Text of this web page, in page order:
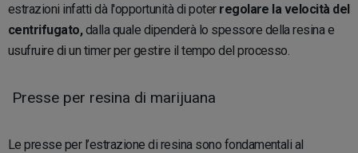
estrazioni infatti dà l'opportunità di poter regolare la velocità del
centrifugato,dalla quale dipenderà lo spessore della resina e
usufruire di un timer per gestire il tempo del processo.
Presse per resina di marijuana
Le presse per l’estrazione di resina sono fondamentali al